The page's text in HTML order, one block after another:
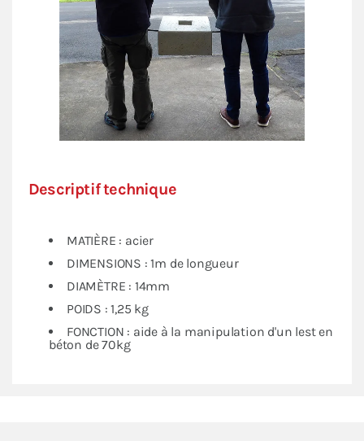
Descriptif technique
MATIÈRE : acier
DIMENSIONS : 1m de longueur
DIAMÈTRE : 14mm
POIDS : 1,25 kg
FONCTION : aide à la manipulation d'un lest en
béton de 70kg